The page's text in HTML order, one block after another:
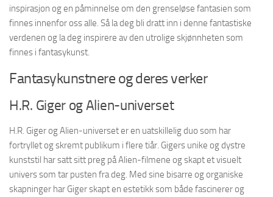
inspirasjon og en påminnelse om den grenseløse fantasien som
finnes innenfor oss alle. Så la deg bli dratt inn i denne fantastiske
verdenen og la deg inspirere av den utrolige skjønnheten som
finnes i fantasykunst.
Fantasykunstnere og deres verker
H.R. Giger og Alien-universet
H.R. Giger og Alien-universet er en uatskillelig duo som har
fortryllet og skremt publikum i flere tiår. Gigers unike og dystre
kunststil har satt sitt preg på Alien-filmene og skapt et visuelt
univers som tar pusten fra deg. Med sine bisarre og organiske
skapninger har Giger skapt en estetikk som både fascinerer og